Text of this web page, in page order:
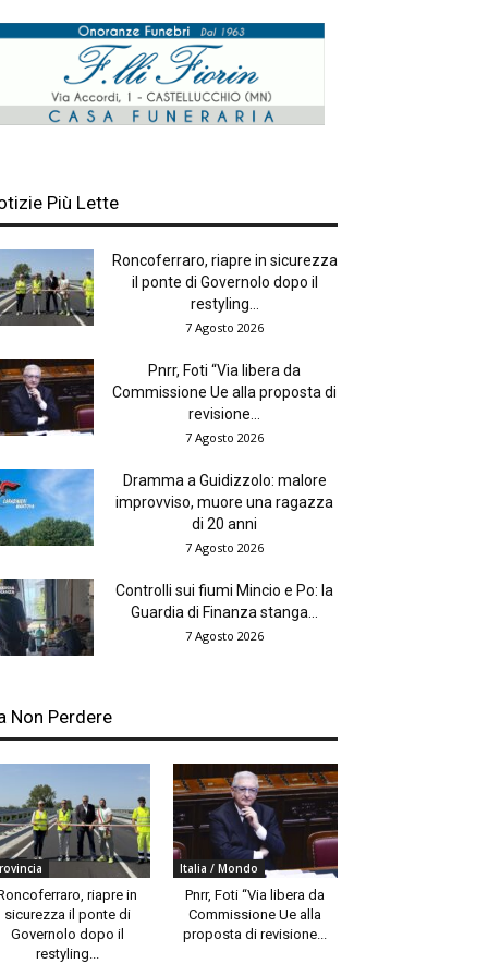
Più Lette
Roncoferraro, riapre in sicurezza
il ponte di Governolo dopo il
restyling...
7 Agosto 2026
Pnrr, Foti “Via libera da
Commissione Ue alla proposta di
revisione...
7 Agosto 2026
Dramma a Guidizzolo: malore
improvviso, muore una ragazza
di 20 anni
7 Agosto 2026
Controlli sui fiumi Mincio e Po: la
Guardia di Finanza stanga...
7 Agosto 2026
Non Perdere
riapre in
sicurezza il ponte di
Governolo dopo il
restyling...
Italia / Mondo
Pnrr, Foti “Via libera da
Commissione Ue alla
proposta di revisione...